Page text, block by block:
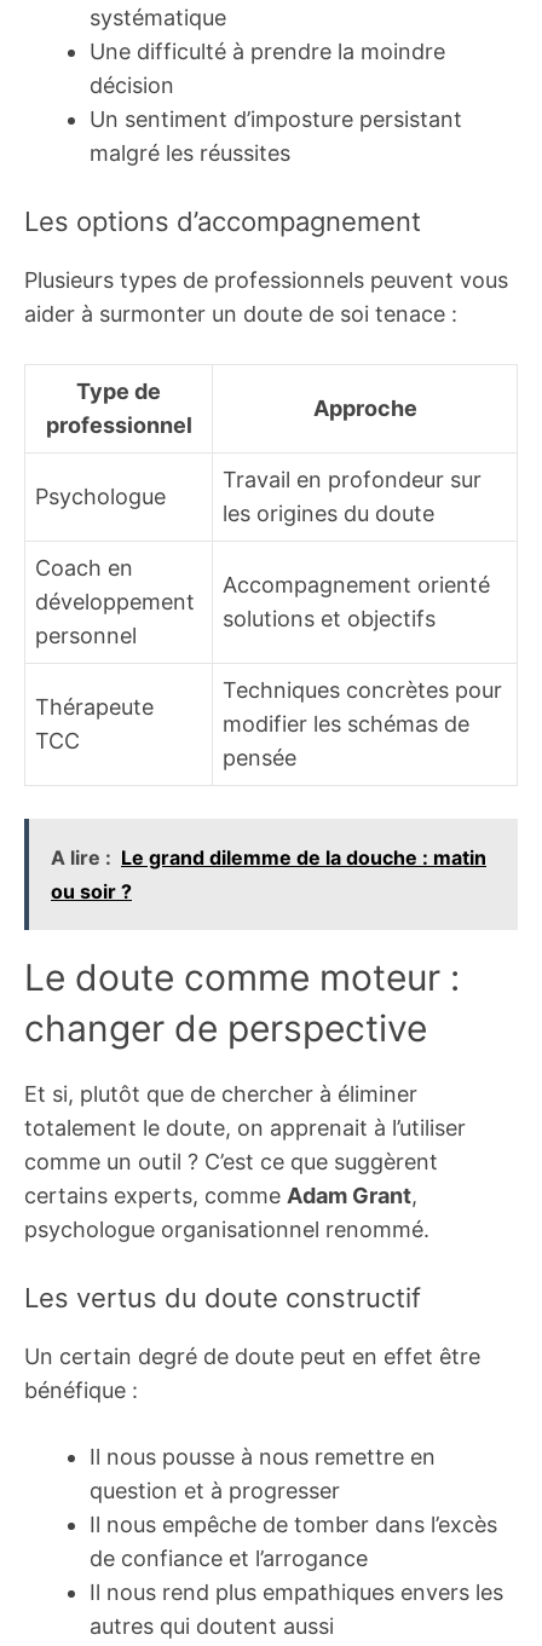
systématique
Une difficulté à prendre la moindre
décision
Un sentiment d’imposture persistant
malgré les réussites
Les options d’accompagnement
Plusieurs types de professionnels peuvent vous
aider à surmonter un doute de soi tenace :
Type de
professionnel
Approche
Psychologue
Travail en profondeur sur
les origines du doute
Coach en
développement
personnel
Accompagnement orienté
solutions et objectifs
Thérapeute
TCC
Techniques concrètes pour
modifier les schémas de
pensée
A lire : Le grand dilemme de la douche : matin
ou soir ?
Le doute comme moteur :
changer de perspective
Et si, plutôt que de chercher à éliminer
totalement le doute, on apprenait à l’utiliser
comme un outil ? C’est ce que suggèrent
certains experts, comme Adam Grant,
psychologue organisationnel renommé.
Les vertus du doute constructif
Un certain degré de doute peut en effet être
bénéfique :
Il nous pousse à nous remettre en
question et à progresser
Il nous empêche de tomber dans l’excès
de confiance et l’arrogance
Il nous rend plus empathiques envers les
autres qui doutent aussi